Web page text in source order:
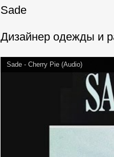
Sade
Дизайнер одежды и
Sade - Cherry Pie (Audio)